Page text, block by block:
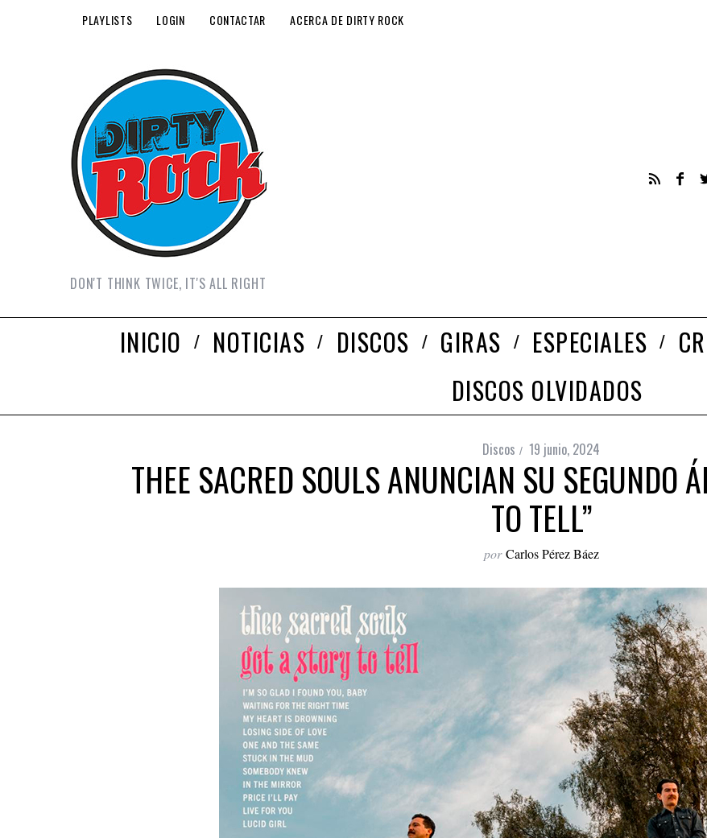
PLAYLISTS LOGIN CONTACTAR ACERCA DE DIRTY ROCK
DON'T THINK TWICE, IT'S ALL RIGHT
INICIO NOTICIAS DISCOS GIRAS ESPECIALES
DISCOS OLVIDADOS
Discos 19 junio, 2024
THEE SACRED SOULS ANUNCIAN SU SEGUNDO
TO TELL”
por Carlos Pérez Báez